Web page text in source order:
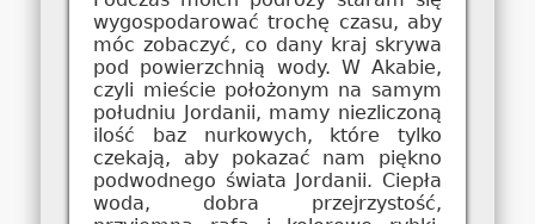
wygospodarować trochę czasu, aby
móc zobaczyć, co dany kraj skrywa
pod powierzchnią wody. W Akabie,
czyli mieście położonym na samym
południu Jordanii, mamy niezliczoną
ilość baz nurkowych, które tylko
czekają, aby pokazać nam piękno
podwodnego świata Jordanii. Ciepła
woda, dobra przejrzystość,